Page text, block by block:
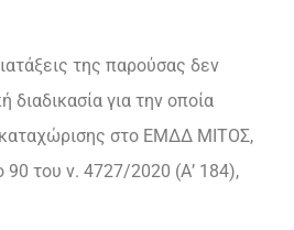
της παρούσας δεν
διαδικασία για την οποία
στο ΕΜΔΔ ΜΙΤΟΣ,
του ν. 4727/2020 (Α’ 184),